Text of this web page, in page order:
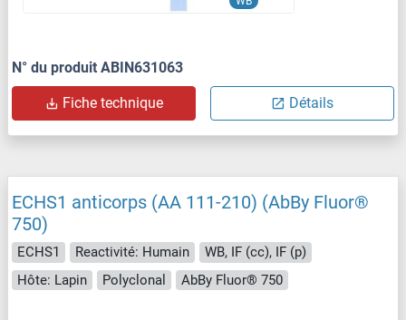
N° du produit ABIN631063
Fiche technique Détails
ECHS1 anticorps (AA 111-210) (AbBy Fluor®
750)
ECHS1 Reactivité: Humain
WB, IF (cc), IF (p)
Hôte: Lapin
Polyclonal AbBy Fluor® 750